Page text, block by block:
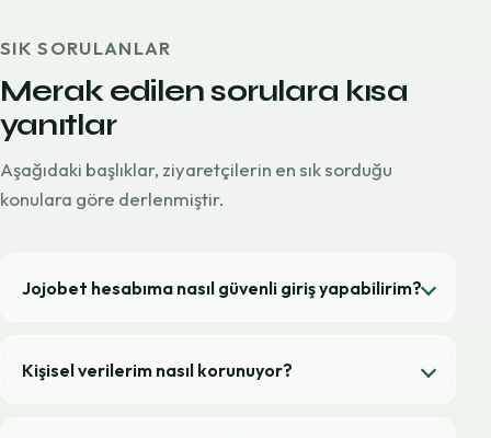
SIK SORULANLAR
Merak edilen sorulara kısa
yanıtlar
Aşağıdaki başlıklar, ziyaretçilerin en sık sorduğu
konulara göre derlenmiştir.
Jojobet hesabıma nasıl güvenli giriş yapabilirim?
Kişisel verilerim nasıl korunuyor?